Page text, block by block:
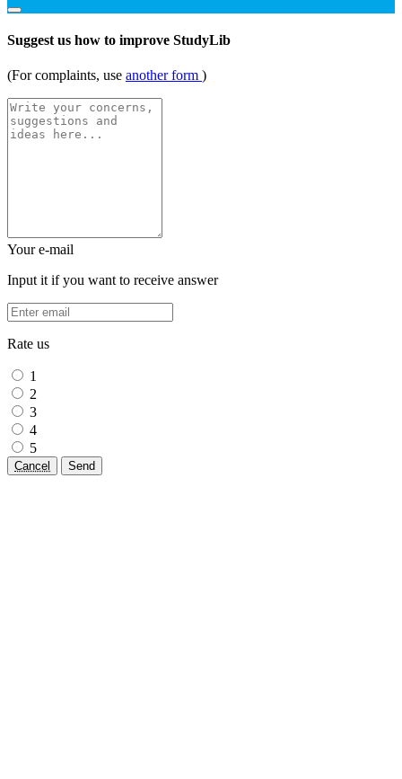
Suggest us how to improve StudyLib
(For complaints, use another form )
Your e-mail
Input it if you want to receive answer
Rate us
1
2
3
4
5
Cancel Send